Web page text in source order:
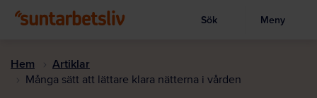
huvudinnehållet
Visa sökruta
Sök Meny
Hem Artiklar
Många sätt att lättare klara nätterna i vården